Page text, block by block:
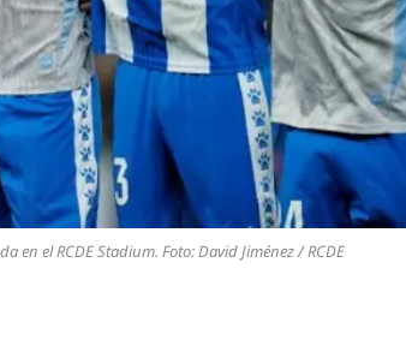
el RCDE Stadium. Foto: David Jiménez / RCDE